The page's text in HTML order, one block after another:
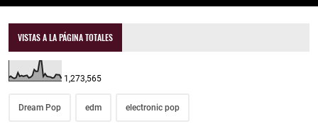
VISTAS A LA PÁGINA TOTALES
1,273,565
Dream Pop edm electronic pop